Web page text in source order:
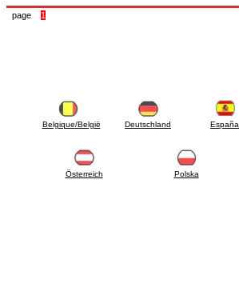
page 1
Belgique/België Deutschland España
Österreich Polska